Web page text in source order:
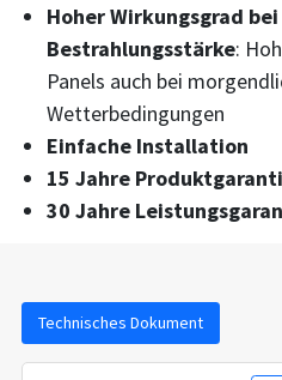
Hoher Wirkungsgrad
Bestrahlungsstärke:
Panels auch bei
Wetterbedingungen
Einfache Installation
15 Jahre
30 Jahre
Technisches Dokument